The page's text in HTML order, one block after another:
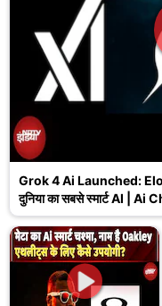
Grok 4 Ai Launched:
दुनिया का सबसे स्मार्ट AI | Ai